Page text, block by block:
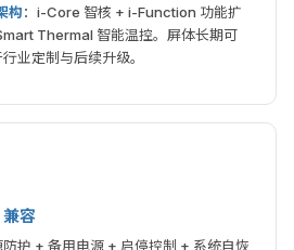
构：i-Core 智核 + i-Function 功能扩
Thermal 智能温控。屏体长期可
业定制与后续升级。
容
防护 + 备用电源 + 启停控制 + 系统自恢